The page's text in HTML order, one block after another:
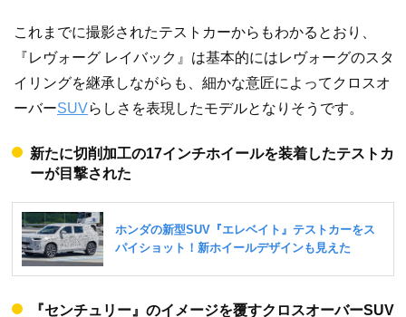
これまでに撮影されたテストカーからもわかるとおり、
『レヴォーグ レイバック』は基本的にはレヴォーグのスタ
イリングを継承しながらも、細かな意匠によってクロスオ
ーバーSUVらしさを表現したモデルとなりそうです。
新たに切削加工の17インチホイールを装着したテストカ
ーが目撃された
『センチュリー』のイメージを覆すクロスオーバーSUV